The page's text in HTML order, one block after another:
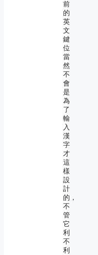
前
的
英
文
鍵
位
當
然
不
會
是
為
了
輸
入
漢
字
才
這
樣
設
計
的，
不
管
它
利
不
利